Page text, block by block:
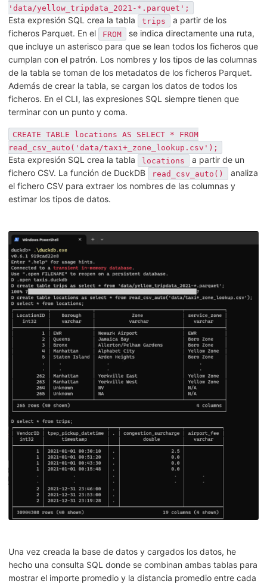
'data/yellow_tripdata_2021-*.parquet';
Esta expresión SQL crea la tabla trips
a partir de los
ficheros Parquet. En el
FROM
se indica directamente una ruta,
que incluye un asterisco para que se lean todos los ficheros que
cumplan con el patrón. Los nombres y los tipos de las columnas
de la tabla se toman de los metadatos de los ficheros Parquet.
Además de crear la tabla, se cargan los datos de todos los
ficheros. En el CLI, las expresiones SQL siempre tienen que
terminar con un punto y coma.
CREATE TABLE locations AS SELECT * FROM
read_csv_auto('data/taxi+_zone_lookup.csv');
Esta expresión SQL crea la tabla locations
a partir de un
fichero CSV. La función de DuckDB
read_csv_auto()
analiza
el fichero CSV para extraer los nombres de las columnas y
estimar los tipos de datos.
Una vez creada la base de datos y cargados los datos, he
hecho una consulta SQL donde se combinan ambas tablas para
mostrar el importe promedio y la distancia promedio entre cada